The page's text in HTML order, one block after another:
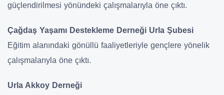
güçlendirilmesi yönündeki çalışmalarıyla öne çıktı.
Çağdaş Yaşamı Destekleme Derneği Urla Şubesi
Eğitim alanındaki gönüllü faaliyetleriyle gençlere yönelik
çalışmalarıyla öne çıktı.
Urla Akkoy Derneği